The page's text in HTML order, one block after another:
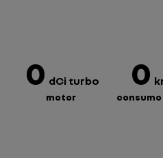
0 dCi turbo
motor
0